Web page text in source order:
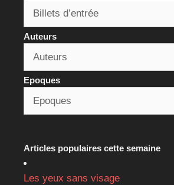
Auteurs
Epoques
Articles populaires cette semaine
Les yeux sans visage